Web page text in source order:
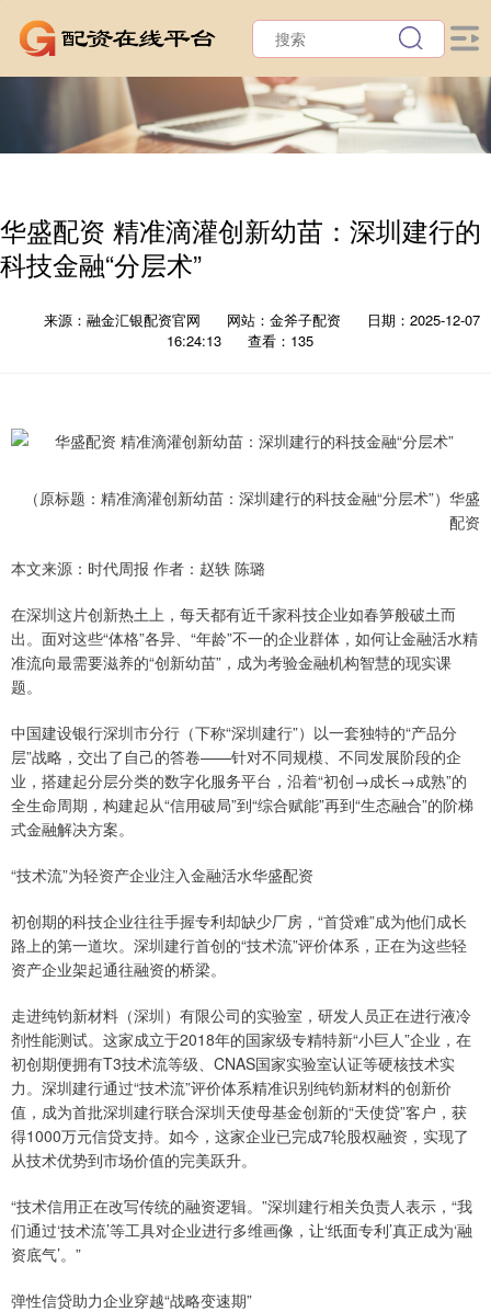
华盛配资 精准滴灌创新幼苗：深圳建行的
科技金融“分层术”
来源：融金汇银配资官网 网站：金斧子配资
日期：2025-12-07
16:24:13
查看：135
（原标题：精准滴灌创新幼苗：深圳建行的科技金融“分层术”）华盛
配资
本文来源：时代周报 作者：赵轶 陈璐
在深圳这片创新热土上，每天都有近千家科技企业如春笋般破土而
出。面对这些“体格”各异、“年龄”不一的企业群体，如何让金融活水精
准流向最需要滋养的“创新幼苗”，成为考验金融机构智慧的现实课
题。
中国建设银行深圳市分行（下称“深圳建行”）以一套独特的“产品分
层”战略，交出了自己的答卷——针对不同规模、不同发展阶段的企
业，搭建起分层分类的数字化服务平台，沿着“初创→成长→成熟”的
全生命周期，构建起从“信用破局”到“综合赋能”再到“生态融合”的阶梯
式金融解决方案。
“技术流”为轻资产企业注入金融活水华盛配资
初创期的科技企业往往手握专利却缺少厂房，“首贷难”成为他们成长
路上的第一道坎。深圳建行首创的“技术流”评价体系，正在为这些轻
资产企业架起通往融资的桥梁。
走进纯钧新材料（深圳）有限公司的实验室，研发人员正在进行液冷
剂性能测试。这家成立于2018年的国家级专精特新“小巨人”企业，在
初创期便拥有T3技术流等级、CNAS国家实验室认证等硬核技术实
力。深圳建行通过“技术流”评价体系精准识别纯钧新材料的创新价
值，成为首批深圳建行联合深圳天使母基金创新的“天使贷”客户，获
得1000万元信贷支持。如今，这家企业已完成7轮股权融资，实现了
从技术优势到市场价值的完美跃升。
“技术信用正在改写传统的融资逻辑。”深圳建行相关负责人表示，“我
们通过‘技术流’等工具对企业进行多维画像，让‘纸面专利’真正成为‘融
资底气’。”
弹性信贷助力企业穿越“战略变速期”